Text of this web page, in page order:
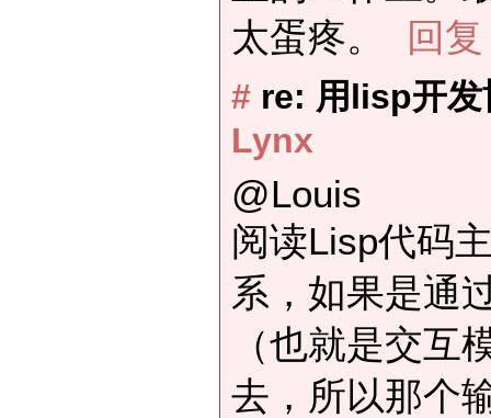
太蛋疼。
回复
# re: 用lisp开
Lynx
@Louis
阅读Lisp代码
系，如果是通
（也就是交互
去，所以那个